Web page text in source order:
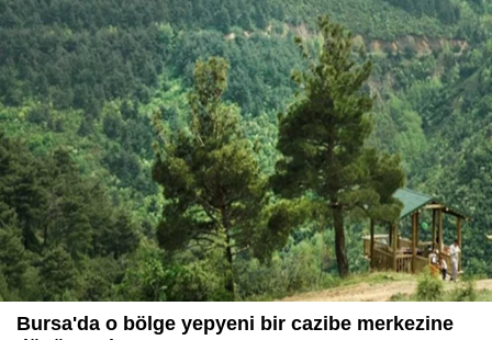
Bursa'da o bölge yepyeni bir cazibe merkezine